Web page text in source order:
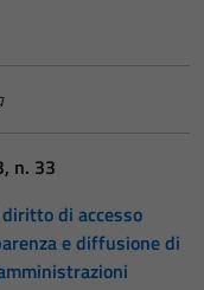
n. 33
di accesso
e diffusione di